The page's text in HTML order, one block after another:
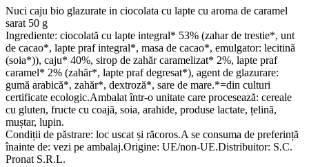
aroma
de
caramel
sarat
50g
Pronat
Nuci caju bio glazurate in ciocolata cu lapte cu aroma de caramel
sarat 50 g
Ingrediente: ciocolată cu lapte integral* 53% (zahar de trestie*, unt
de cacao*, lapte praf integral*, masa de cacao*, emulgator: lecitină
(soia*)), caju* 40%, sirop de zahăr caramelizat* 2%, lapte praf
caramel* 2% (zahăr*, lapte praf degresat*), agent de glazurare:
gumă arabică*, zahăr*, dextroză*, sare de mare.*=din culturi
certificate ecologic.Ambalat într-o unitate care procesează: cereale
cu gluten, fructe cu coajă, soia, arahide, produse lactate, țelină,
muștar, lupin.
Condiții de păstrare: loc uscat și răcoros.A se consuma de preferință
înainte de: vezi pe ambalaj.Origine: UE/non-UE.Distribuitor: S.C.
Pronat S.R.L.